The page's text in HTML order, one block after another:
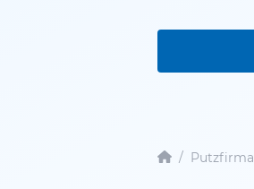
/ Putzfirma